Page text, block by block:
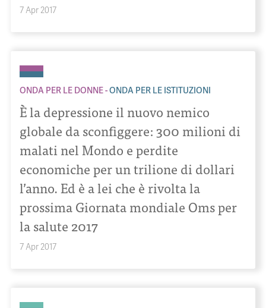
7 Apr 2017
ONDA PER LE DONNE ONDA PER LE ISTITUZIONI
È la depressione il nuovo nemico
globale da sconfiggere: 300 milioni di
malati nel Mondo e perdite
economiche per un trilione di dollari
l’anno. Ed è a lei che è rivolta la
prossima Giornata mondiale Oms per
la salute 2017
7 Apr 2017